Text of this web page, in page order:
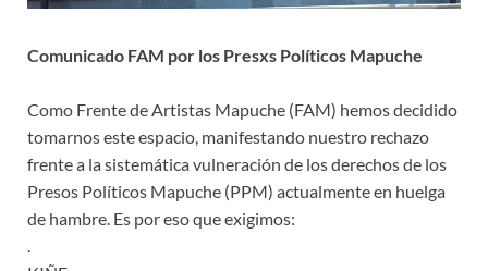
Comunicado FAM por los Presxs Políticos Mapuche
Como Frente de Artistas Mapuche (FAM) hemos decidido
tomarnos este espacio, manifestando nuestro rechazo
frente a la sistemática vulneración de los derechos de los
Presos Políticos Mapuche (PPM) actualmente en huelga
de hambre. Es por eso que exigimos: